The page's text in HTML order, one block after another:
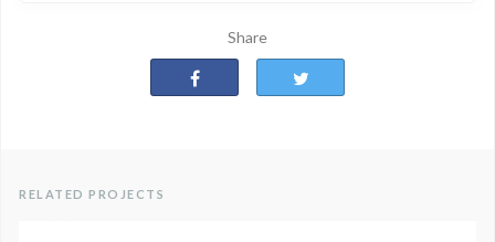
Share
RELATED PROJECTS